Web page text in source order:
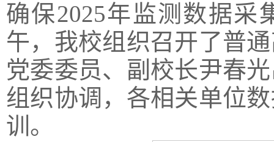
确保2025年监测数据采
午，我校组织召开了普
党委委员、副校长尹春
组织协调，各相关单位
训。